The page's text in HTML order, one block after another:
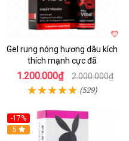
Gel rung nóng hương dâu kích
thích mạnh cực đã
1.200.000₫ 2.000.000₫
(529)
-17%
5